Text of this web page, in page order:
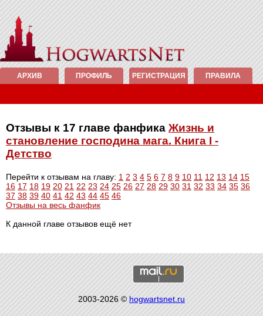
АРХИВ ПРОФИЛЬ РЕГИСТРАЦИЯ ПРАВИЛА
Отзывы к 17 главе фанфика Жизнь и
становление господина мага. Книга I -
Детство
Перейти к отзывам на главу: 1 2 3 4 5 6 7 8 9 10 11 12 13 14 15
16 17 18 19 20 21 22 23 24 25 26 27 28 29 30 31 32 33 34 35 36
37 38 39 40 41 42 43 44 45 46
Отзывы на весь фанфик
К данной главе отзывов ещё нет
2003-2026 ©hogwartsnet.ru